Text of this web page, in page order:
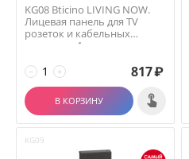
KG08 Bticino LIVING NOW.
Лицевая панель для TV
розеток и кабельных
выводов с 1 отверсти...
+
− 817₽
В КОРЗИНУ
KG09